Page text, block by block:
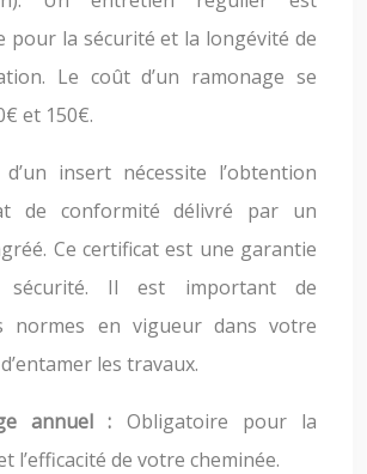
pour la sécurité et la longévité de
Le coût d’un ramonage se
et 150€.
d’un insert nécessite l’obtention
de conformité délivré par un
Ce certificat est une garantie
Il est important de
normes en vigueur dans votre
les travaux.
annuel : Obligatoire pour la
l’efficacité de votre cheminée.